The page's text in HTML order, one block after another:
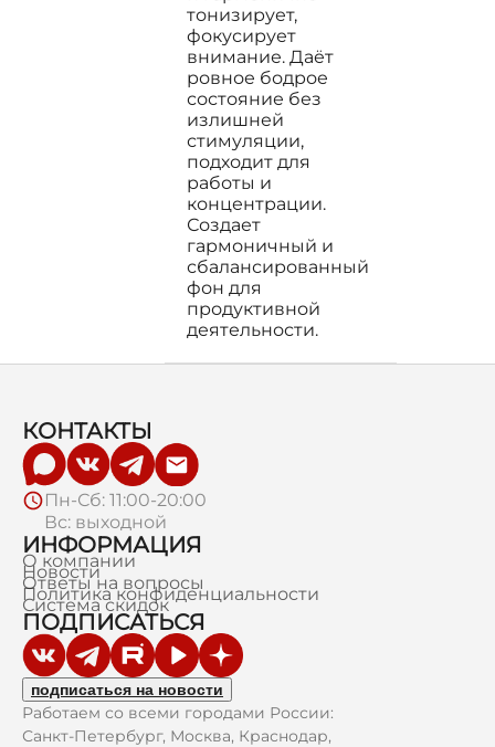
тонизирует,
фокусирует
внимание. Даёт
ровное бодрое
состояние без
излишней
стимуляции,
подходит для
работы и
концентрации.
Создает
гармоничный и
сбалансированный
фон для
продуктивной
деятельности.
КОНТАКТЫ
Пн-Сб: 11:00-20:00
Вс: выходной
ИНФОРМАЦИЯ
О компании
Новости
Ответы на вопросы
Политика конфиденциальности
Система скидок
ПОДПИСАТЬСЯ
подписаться на новости
Работаем со всеми городами России:
Санкт-Петербург, Москва, Краснодар,